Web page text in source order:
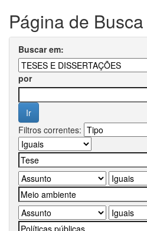
Página de Busca
Buscar em:
por
Filtros correntes: